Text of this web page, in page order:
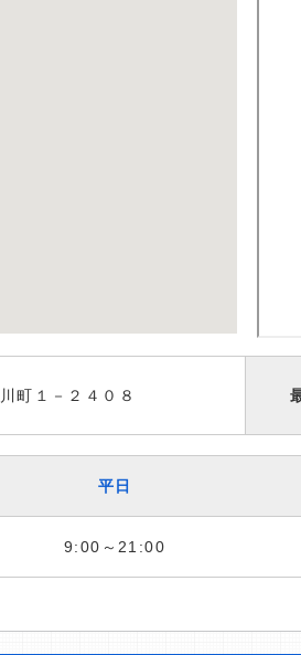
町１－２４０８
平日
9:00～21:00